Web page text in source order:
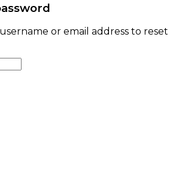
or email address to reset